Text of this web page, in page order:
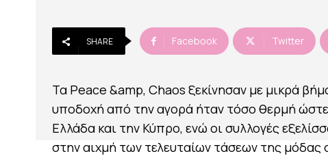
SHARE Facebook Twitter
Τα Peace &amp, Chaos ξεκίνησαν με μικρά
υποδοχή από την αγορά ήταν τόσο θερμή
Ελλάδα και την Κύπρο, ενώ οι συλλογές
στην αιχμή των τελευταίων τάσεων της